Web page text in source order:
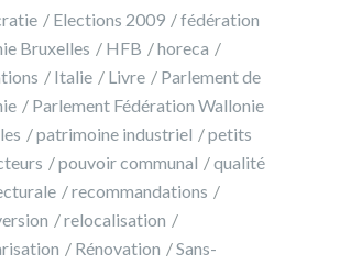
Elections 2009
fédération
Bruxelles
HFB
horeca
Italie Livre
Parlement de
Parlement Fédération Wallonie
patrimoine industriel
petits
pouvoir communal
qualité
recommandations
relocalisation
Rénovation
Sans-